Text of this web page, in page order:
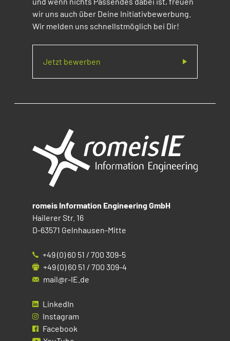
wir uns auch über Deine Initiativbewerbung.
Wir melden uns schnellstmöglich bei Dir!
Jetzt bewerben
romeis Information Engineering GmbH
Hailerer Str. 16
D-63571 Gelnhausen-Mitte
+49 (0) 60 51 / 700 309-5
+49 (0) 60 51 / 700 309-4
mail@r-IE.de
LinkedIn
Instagram
Facebook